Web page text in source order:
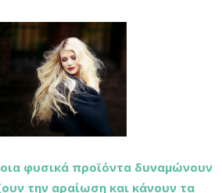
φυσικά προϊόντα δυναμώνουν
την αραίωση και κάνουν τα